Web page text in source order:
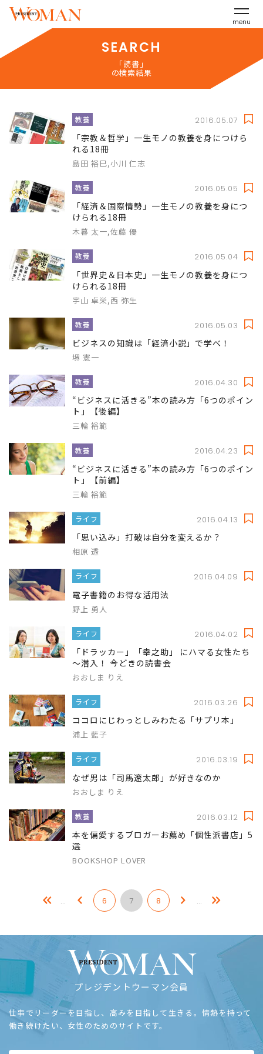
menu
SEARCH
「読書」
の検索結果
教養 2016.05.07
「宗教＆哲学」一生モノの教養を身につけら
れる18冊
島田 裕巳,小川 仁志
教養 2016.05.05
「経済＆国際情勢」一生モノの教養を身につ
けられる18冊
木暮 太一,佐藤 優
教養 2016.05.04
「世界史＆日本史」一生モノの教養を身につ
けられる18冊
宇山 卓栄,西 弥生
教養 2016.05.03
ビジネスの知識は「経済小説」で学べ！
堺 憲一
教養 2016.04.30
“ビジネスに活きる”本の読み方「6つのポイン
ト」【後編】
三輪 裕範
教養 2016.04.23
“ビジネスに活きる”本の読み方「6つのポイン
ト」【前編】
三輪 裕範
ライフ 2016.04.13
「思い込み」打破は自分を変えるか？
相原 透
ライフ 2016.04.09
電子書籍のお得な活用法
野上 勇人
ライフ 2016.04.02
「ドラッカー」「幸之助」 にハマる女性たち
～潜入！ 今どきの読書会
おおしま りえ
ライフ 2016.03.26
ココロにじわっとしみわたる「サプリ本」
浦上 藍子
ライフ 2016.03.19
なぜ男は「司馬遼太郎」が好きなのか
おおしま りえ
教養 2016.03.12
本を偏愛するブロガーお薦め「個性派書店」5
選
BOOKSHOP LOVER
… 6 7 8 …
プレジデントウーマン会員
仕事でリーダーを目指し、高みを目指して生きる。情熱を持って
働き続けたい、女性のためのサイトです。